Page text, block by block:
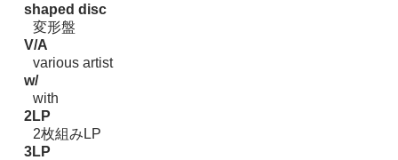
shaped disc
変形盤
V/A
various artist
w/
with
2LP
2枚組みLP
3LP